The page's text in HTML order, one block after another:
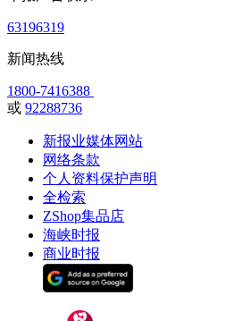
63196319
新闻热线
1800-7416388
或 92288736
新报业媒体网站
网络条款
个人资料保护声明
全检索
ZShop集品店
海峡时报
商业时报